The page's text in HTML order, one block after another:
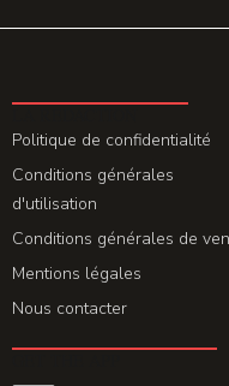
Politique de confidentialité
Conditions générales
d'utilisation
Conditions générales de
Mentions légales
Nous contacter